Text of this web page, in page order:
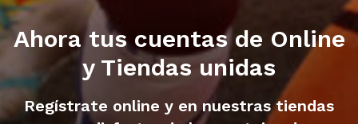
Ahora tus cuentas de Online
y Tiendas unidas
Regístrate online y en nuestras tiendas